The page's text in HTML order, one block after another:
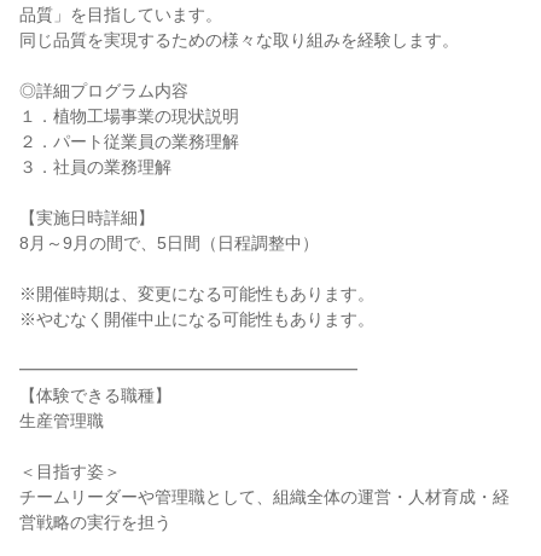
品質」を目指しています。
同じ品質を実現するための様々な取り組みを経験します。
◎詳細プログラム内容
１．植物工場事業の現状説明
２．パート従業員の業務理解
３．社員の業務理解
【実施日時詳細】
8月～9月の間で、5日間（日程調整中）
※開催時期は、変更になる可能性もあります。
※やむなく開催中止になる可能性もあります。
━━━━━━━━━━━━━━━━━━━━
【体験できる職種】
生産管理職
＜目指す姿＞
チームリーダーや管理職として、組織全体の運営・人材育成・経
営戦略の実行を担う